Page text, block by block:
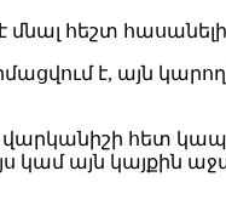
է մնալ հեշտ
է, այն
վարկանիշի հետ
կամ այն կայքին